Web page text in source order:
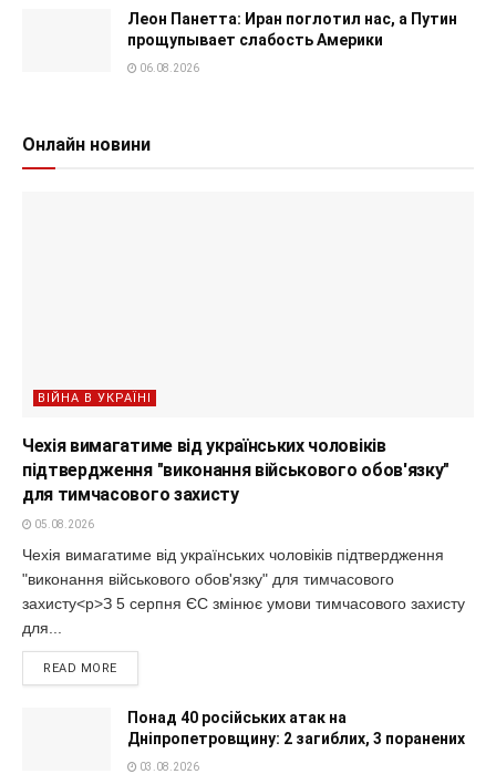
Леон Панетта: Иран поглотил нас, а Путин
прощупывает слабость Америки
06.08.2026
Онлайн новини
ВІЙНА В УКРАЇНІ
Чехія вимагатиме від українських чоловіків
підтвердження "виконання військового обов'язку"
для тимчасового захисту
05.08.2026
Чехія вимагатиме від українських чоловіків підтвердження
"виконання військового обов'язку" для тимчасового
захисту<p>З 5 серпня ЄС змінює умови тимчасового захисту
для...
READ MORE
Понад 40 російських атак на
Дніпропетровщину: 2 загиблих, 3 поранених
03.08.2026